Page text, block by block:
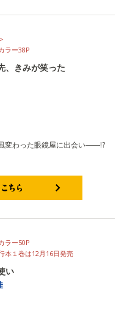
ラー38P
、きみが笑った
変わった眼鏡屋に出会い――!?
ラー50P
本１巻は12月16日発売
い